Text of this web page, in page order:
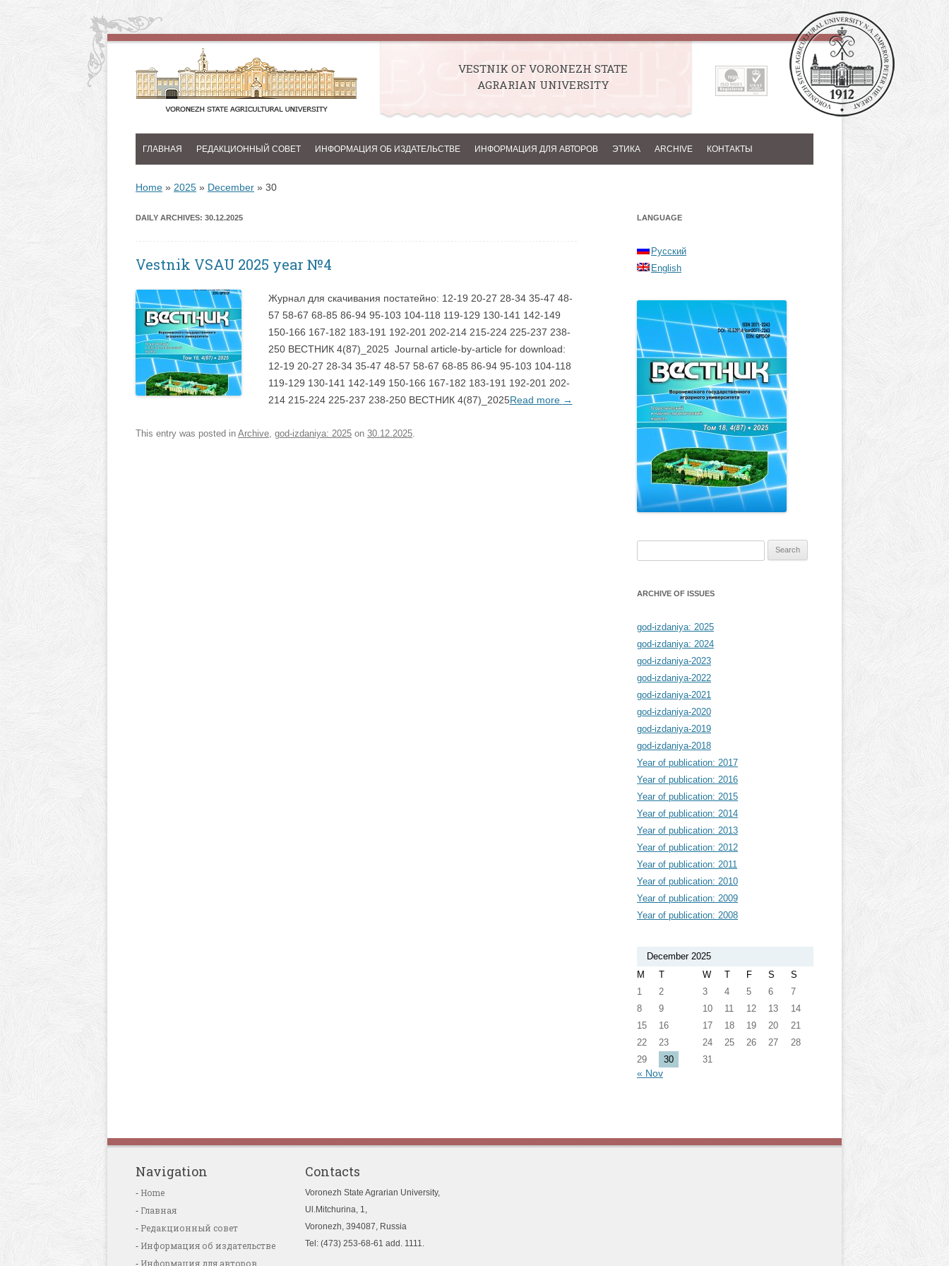
VESTNIK OF VORONEZH STATE
AGRARIAN UNIVERSITY
ГЛАВНАЯ РЕДАКЦИОННЫЙ СОВЕТ ИНФОРМАЦИЯ ОБ ИЗДАТЕЛЬСТВЕ ИНФОРМАЦИЯ ДЛЯ АВТОРОВ ЭТИКА ARCHIVE КОНТАКТЫ
Home » 2025 » December » 30
DAILY ARCHIVES: 30.12.2025
Vestnik VSAU 2025 year №4
Журнал для скачивания постатейно: 12-19 20-27 28-34 35-47 48-
57 58-67 68-85 86-94 95-103 104-118 119-129 130-141 142-149
150-166 167-182 183-191 192-201 202-214 215-224 225-237 238-
250 ВЕСТНИК 4(87)_2025 Journal article-by-article for download:
12-19 20-27 28-34 35-47 48-57 58-67 68-85 86-94 95-103 104-118
119-129 130-141 142-149 150-166 167-182 183-191 192-201 202-
214 215-224 225-237 238-250 ВЕСТНИК 4(87)_2025Read more →
This entry was posted in Archive god-izdaniya: 2025 on 30.12.2025
LANGUAGE
Русский
English
ARCHIVE OF ISSUES
god-izdaniya: 2025
god-izdaniya: 2024
god-izdaniya-2023
god-izdaniya-2022
god-izdaniya-2021
god-izdaniya-2020
god-izdaniya-2019
god-izdaniya-2018
Year of publication: 2017
Year of publication: 2016
Year of publication: 2015
Year of publication: 2014
Year of publication: 2013
Year of publication: 2012
Year of publication: 2011
Year of publication: 2010
Year of publication: 2009
Year of publication: 2008
December 2025
M
T W T F S
S
1
2 3 4 5 6
7
8
9 10 11 12 13
14
15
16 17 18 19 20
21
22
23 24 25 26 27
28
29
30 31
« Nov
Navigation
Home
Главная
Редакционный совет
Информация об издательстве
Информация для авторов
Contacts
Voronezh State Agrarian University,
Ul.Mitchurina, 1,
Voronezh, 394087, Russia
Tel: (473) 253-68-61 add. 1111.